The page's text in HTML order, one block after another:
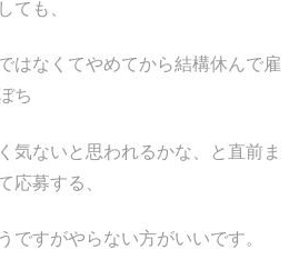
ても、
はなくてやめてから結構休んで雇
ち
気ないと思われるかな、と直前ま
応募する、
ですがやらない方がいいです。